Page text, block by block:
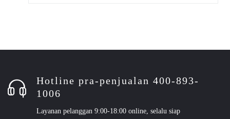
Hotline pra-penjualan 400-893-
1006
Layanan pelanggan 9:00-18:00 online, selalu siap